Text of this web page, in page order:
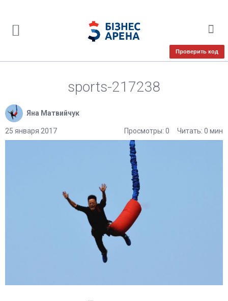
Проверить код
sports-217238
Яна Матвийчук
25 января 2017 Читать: 0 мин
Просмотры: 0